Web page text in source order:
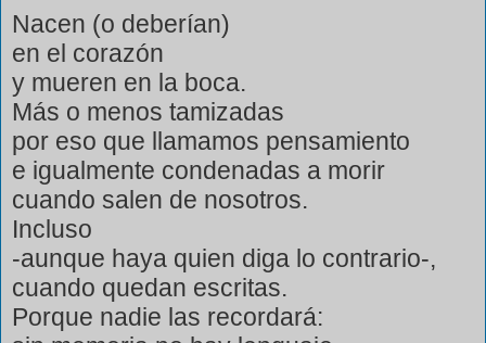
Nacen (o deberían)
en el corazón
y mueren en la boca.
Más o menos tamizadas
por eso que llamamos pensamiento
e igualmente condenadas a morir
cuando salen de nosotros.
Incluso
-aunque haya quien diga lo contrario-,
cuando quedan escritas.
Porque nadie las recordará: